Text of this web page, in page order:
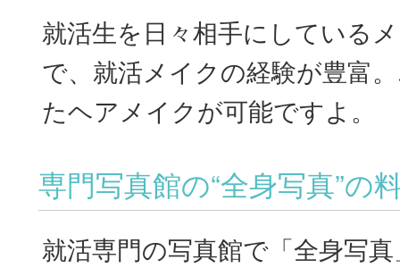
就活生を日々相手にしている
で、就活メイクの経験が豊富
たヘアメイクが可能ですよ。
専門写真館の“全身写真”の
就活専門の写真館で「全身写